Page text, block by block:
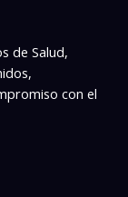
de Salud,
con el